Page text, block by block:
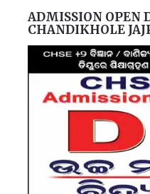
ADMISSION OPEN
CHANDIKHOLE